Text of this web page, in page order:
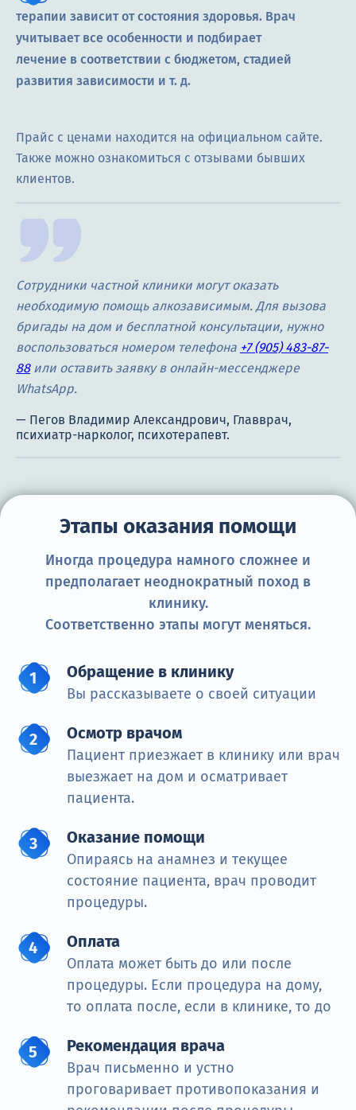
терапии зависит от состояния здоровья. Врач
учитывает все особенности и подбирает
лечение в соответствии с бюджетом, стадией
развития зависимости и т. д.
Прайс с ценами находится на официальном сайте.
Также можно ознакомиться с отзывами бывших
клиентов.
Сотрудники частной клиники могут оказать
необходимую помощь алкозависимым. Для вызова
бригады на дом и бесплатной консультации, нужно
воспользоваться номером телефона +7 (905) 483-87-
88или оставить заявку в онлайн-мессенджере
WhatsApp.
Этапы оказания помощи
Иногда процедура намного сложнее и
предполагает неоднократный поход в
клинику.
Соответственно этапы могут меняться.
Обращение в клинику
Вы рассказываете о своей ситуации
Осмотр врачом
Пациент приезжает в клинику или врач
выезжает на дом и осматривает
пациента.
Оказание помощи
Опираясь на анамнез и текущее
состояние пациента, врач проводит
процедуры.
Оплата
Оплата может быть до или после
процедуры. Если процедура на дому,
то оплата после, если в клинике, то до
Рекомендация врача
Врач письменно и устно
проговаривает противопоказания и